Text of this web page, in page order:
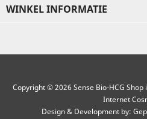
WINKEL INFORMATIE
Copyright © 2026 Sense Bio-HCG
Internet
Design & Development by: